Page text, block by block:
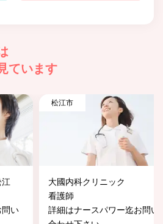
ています
問い
松江市
大國内科クリニック
看護師
詳細はナースパワー迄お問い